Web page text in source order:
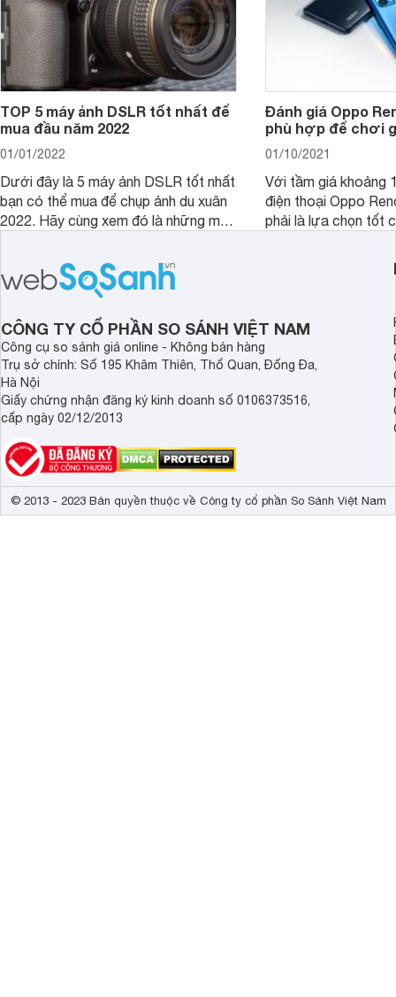
TOP 5 máy ảnh DSLR tốt nhất để
mua đầu năm 2022
01/01/2022
Dưới đây là 5 máy ảnh DSLR tốt nhất
bạn có thể mua để chụp ảnh du xuân
2022. Hãy cùng xem đó là những mẫu
Đánh giá Oppo
phù hợp để chơi
01/10/2021
Với tầm giá khoảng
điện thoại Oppo
phải là lựa chọn tốt
CÔNG TY CỔ PHẦN SO SÁNH VIỆT NAM
Công cụ so sánh giá online - Không bán hàng
Trụ sở chính: Số 195 Khâm Thiên, Thổ Quan, Đống Đa,
Hà Nội
Giấy chứng nhận đăng ký kinh doanh số 0106373516,
cấp ngày 02/12/2013
© 2013 - 2023 Bản quyền thuộc về Công ty cổ phần So Sánh Việt Nam